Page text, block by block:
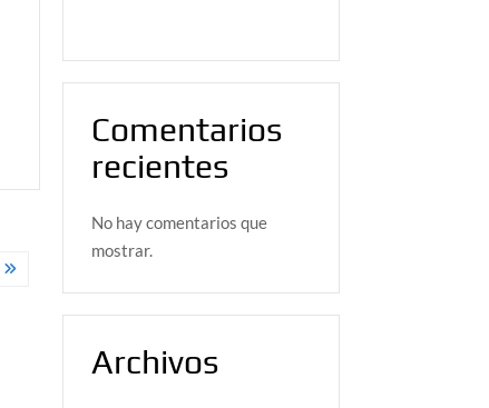
Comentarios
recientes
No hay comentarios que
mostrar.
Archivos